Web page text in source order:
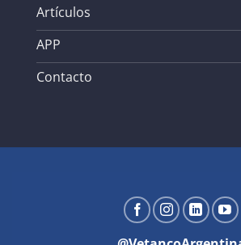
Artículos
APP
Contacto